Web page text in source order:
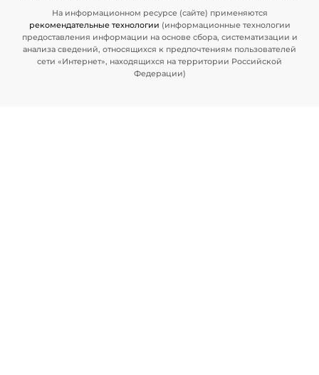
На информационном ресурсе (сайте) применяются
рекомендательные технологии (информационные технологии
предоставления информации на основе сбора, систематизации и
анализа сведений, относящихся к предпочтениям пользователей
сети «Интернет», находящихся на территории Российской
Федерации)